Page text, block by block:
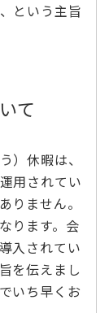
という主旨
て
）休暇は、
用されてい
りません。
ります。会
入されてい
を伝えまし
いち早くお